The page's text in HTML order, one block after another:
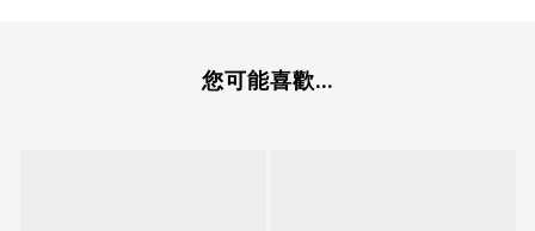
您可能喜歡...